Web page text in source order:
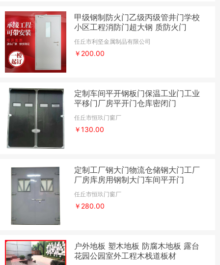
甲级钢制防火门乙级丙级管井门学校
小区工程消防门超大钢 质防火门
任丘市利坚金属制品有限公司
￥200.00
定制车间平开钢板门保温工业门工业
平移门厂房平开门仓库密闭门
任丘市恒玖门窗厂
￥130.00
定制工厂钢大门物流仓储钢大门工厂
厂房库房用钢制大门车间平开门
任丘市恒玖门窗厂
￥280.00
户外地板 塑木地板 防腐木地板 露台
花园公园室外工程木栈道板材